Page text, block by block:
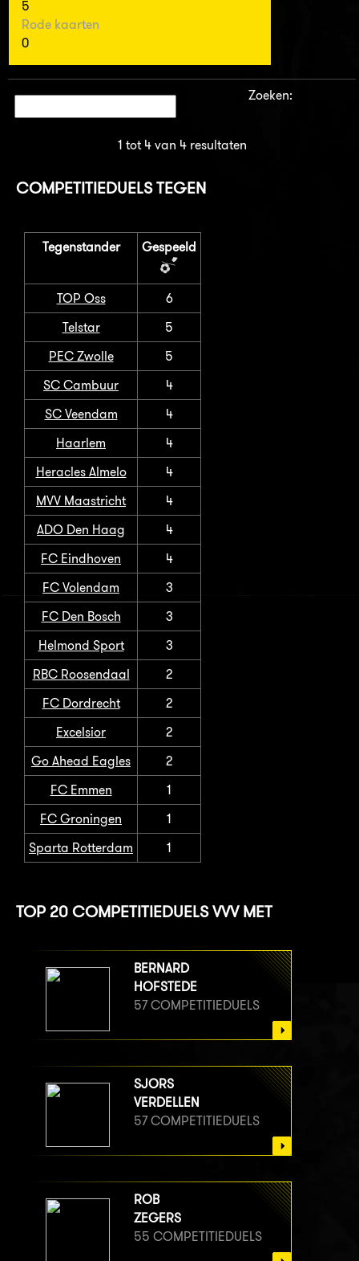
5
Rode kaarten
0
Zoeken:
1 tot 4 van 4 resultaten
COMPETITIEDUELS TEGEN
Tegenstander Gespeeld
TOP Oss
6
Telstar
5
PEC Zwolle
5
SC Cambuur
4
SC Veendam
4
Haarlem
4
Heracles Almelo
4
MVV Maastricht
4
ADO Den Haag
4
FC Eindhoven
4
FC Volendam
3
FC Den Bosch
3
Helmond Sport
3
RBC Roosendaal
2
FC Dordrecht
2
Excelsior
2
Go Ahead Eagles
2
FC Emmen
1
FC Groningen
1
Sparta Rotterdam
1
TOP 20 COMPETITIEDUELS VVV MET
BERNARD
HOFSTEDE
57 COMPETITIEDUELS
SJORS
VERDELLEN
57 COMPETITIEDUELS
ROB
ZEGERS
55 COMPETITIEDUELS